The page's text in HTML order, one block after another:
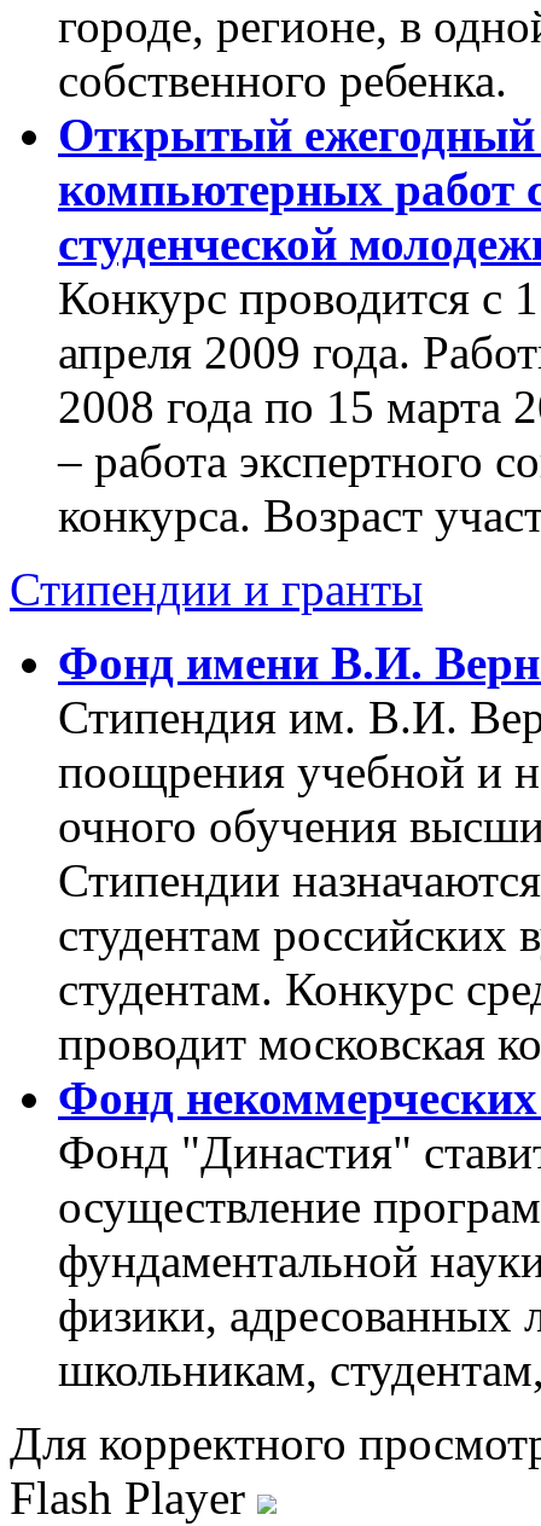
городе, регионе, в
собственного ребенка.
Открытый
компьютерных работ
студенческой
Конкурс проводится с
апреля 2009 года.
2008 года по 15 марта
– работа экспертного
конкурса. Возраст
Стипендии и гранты
Фонд имени В.И.
Стипендия им. В.И.
поощрения учебной и
очного обучения
Стипендии
студентам российских
студентам. Конкурс
проводит московская
Фонд
Фонд "Династия"
осуществление
фундаментальной
физики, адресованных
школьникам,
Для корректного
Flash Player